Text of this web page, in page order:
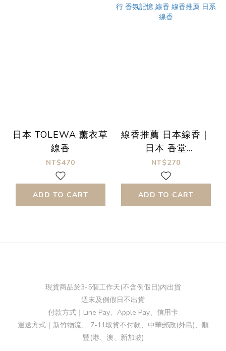
日本 TOLEWA 薰衣草
線香
NT$470
ADD TO CART
線香推薦 日本線香｜
日本 香堂
FRAGRANCE
MEMORIES 城市旅行
香氛記憶 線香 線香推
NT$270
ADD TO CART
現貨商品於3-5個工作天(不含例假日)內出貨
週末及例假日不出貨
付款方式｜Line Pay、Apple Pay、信用卡
運送方式｜新竹物流、 7-11取貨不付款、中華郵政(外島)、順
豐(港、澳、新加坡)